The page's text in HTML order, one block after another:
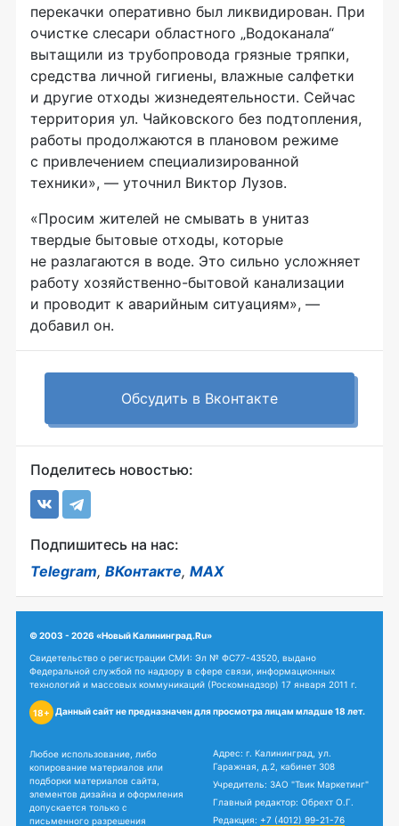
перекачки оперативно был ликвидирован. При
очистке слесари областного „Водоканала“
вытащили из трубопровода грязные тряпки,
средства личной гигиены, влажные салфетки
и другие отходы жизнедеятельности. Сейчас
территория ул. Чайковского без подтопления,
работы продолжаются в плановом режиме
с привлечением специализированной
техники», — уточнил Виктор Лузов.
«Просим жителей не смывать в унитаз
твердые бытовые отходы, которые
не разлагаются в воде. Это сильно усложняет
работу хозяйственно-бытовой канализации
и проводит к аварийным ситуациям», —
добавил он.
Обсудить в Вконтакте
Поделитесь новостью:
Подпишитесь на нас:
Telegram, ВКонтакте, MAX
© 2003 - 2026 «Новый Калининград.Ru»
Свидетельство о регистрации СМИ: Эл № ФС77-43520, выдано
Федеральной службой по надзору в сфере связи, информационных
технологий и массовых коммуникаций (Роскомнадзор) 17 января 2011 г.
18+ Данный сайт не предназначен для просмотра лицам младше 18 лет.
Любое использование, либо
копирование материалов или
подборки материалов сайта,
элементов дизайна и оформления
допускается только с
письменного разрешения
Адрес: г. Калининград, ул.
Гаражная, д.2, кабинет 308
Учредитель: ЗАО "Твик Маркетинг"
Главный редактор: Обрехт О.Г.
Редакция: +7 (4012) 99-21-76